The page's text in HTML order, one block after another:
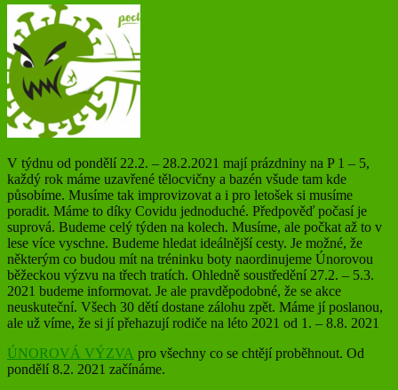
V týdnu od pondělí 22.2. – 28.2.2021 mají prázdniny na P 1 – 5,
každý rok máme uzavřené tělocvičny a bazén všude tam kde
působíme. Musíme tak improvizovat a i pro letošek si musíme
poradit. Máme to díky Covidu jednoduché. Předpověď počasí je
suprová. Budeme celý týden na kolech. Musíme, ale počkat až to v
lese více vyschne. Budeme hledat ideálnější cesty. Je možné, že
některým co budou mít na tréninku boty naordinujeme Únorovou
běžeckou výzvu na třech tratích. Ohledně soustředění 27.2. – 5.3.
2021 budeme informovat. Je ale pravděpodobné, že se akce
neuskuteční. Všech 30 dětí dostane zálohu zpět. Máme jí poslanou,
ale už víme, že si jí přehazují rodiče na léto 2021 od 1. – 8.8. 2021
ÚNOROVÁ VÝZVA pro všechny co se chtějí proběhnout. Od
pondělí 8.2. 2021 začínáme.